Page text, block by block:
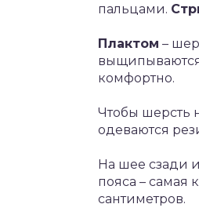
пальцами.
Плактом –
выщипываются
комфортно.
Чтобы шерсть
одеваются
На шее сзади
пояса – самая
сантиметров.